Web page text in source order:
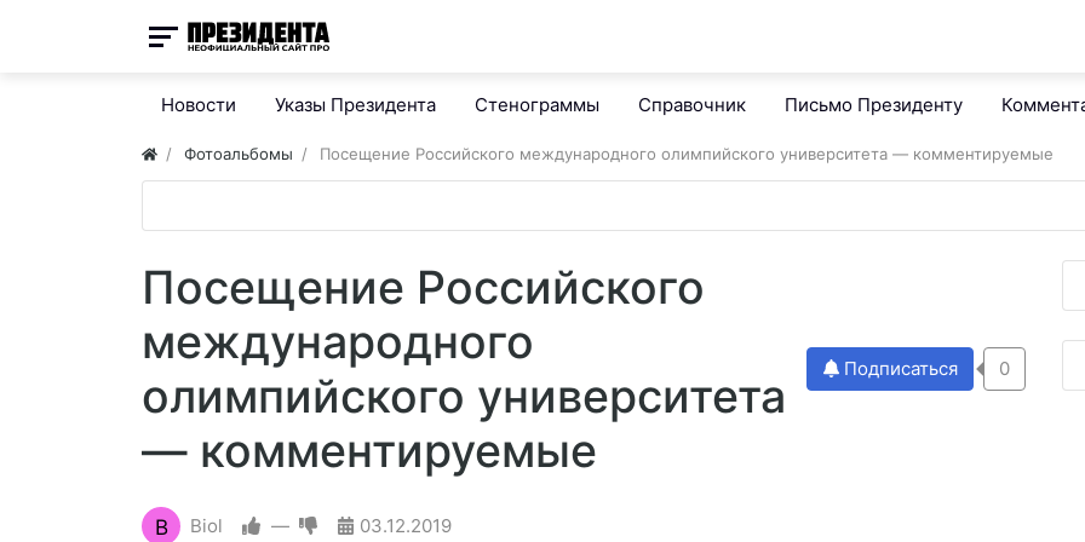
Новости Указы Президента Стенограммы Справочник Письмо Президенту
Фотоальбомы Посещение Российского международного олимпийского университета — комментируемые
Посещение Российского
международного
олимпийского университета
— комментируемые
Подписаться 0
B Biol — 03.12.2019